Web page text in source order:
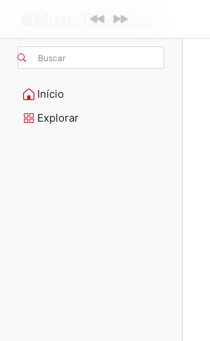
Buscar
Início
Explorar